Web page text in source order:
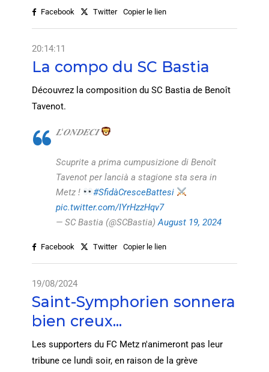
Facebook Twitter Copier le lien
20:14:11
La compo du SC Bastia
Découvrez la composition du SC Bastia de Benoît
Tavenot.
𝑳'𝑶𝑵𝑫𝑬𝑪𝑰
Scuprite a prima cumpusizione di Benoît
Tavenot per lancià a stagione sta sera in
Metz !
#SfidàCresceBattesi
pic.twitter.com/IYrHzzHqv7
— SC Bastia (@SCBastia)August 19, 2024
Facebook Twitter Copier le lien
19/08/2024
Saint-Symphorien sonnera
bien creux...
Les supporters du FC Metz n'animeront pas leur
tribune ce lundi soir, en raison de la grève